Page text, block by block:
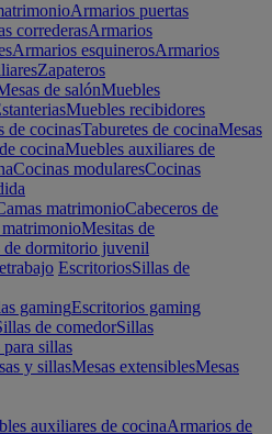
Armarios puertas
correderasArmarios
Armarios esquinerosArmarios
Zapateros
de salónMuebles
Muebles recibidores
de cocinasTaburetes de cocinaMesas
cocinaMuebles auxiliares de
Cocinas modularesCocinas
matrimonioCabeceros de
Mesitas de
de dormitorio juvenil
EscritoriosSillas de
gamingEscritorios gaming
de comedorSillas
sillas
y sillasMesas extensiblesMesas
auxiliares de cocinaArmarios de